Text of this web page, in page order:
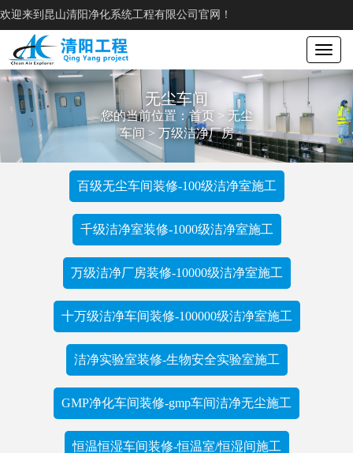
欢迎来到昆山清阳净化系统工程有限公司官网！
Toggle
无尘车间
您的当前位置：首页> 无尘
车间 > 万级洁净厂房
百级无尘车间装修-100级洁净室施工
千级洁净室装修-1000级洁净室施工
万级洁净厂房装修-10000级洁净室施工
十万级洁净车间装修-100000级洁净室施工
洁净实验室装修-生物安全实验室施工
GMP净化车间装修-gmp车间洁净无尘施工
恒温恒湿车间装修-恒温室/恒湿间施工